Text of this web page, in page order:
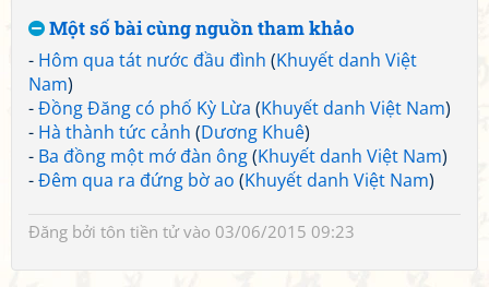
Một số bài cùng nguồn tham khảo
- Hôm qua tát nước đầu đình (Khuyết danh Việt
Nam)
-Đồng Đăng có phố Kỳ Lừa (Khuyết danh Việt Nam)
- Hà thành tức cảnh (Dương Khuê)
- Ba đồng một mớ đàn ông(Khuyết danh Việt Nam)
-Đêm qua ra đứng bờ ao (Khuyết danh Việt Nam)
Đăng bởi tôn tiền tửvào 03/06/2015 09:23